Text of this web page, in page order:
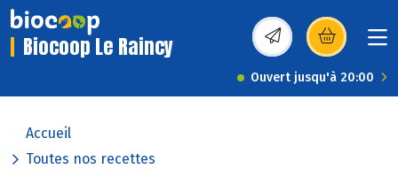
Biocoop Le Raincy (s’ouvre dans une
Ouvert jusqu'à 20:00
Accueil
Toutes nos recettes